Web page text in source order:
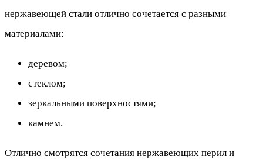
нержавеющей стали отлично сочетается с разными
материалами:
деревом;
стеклом;
зеркальными поверхностями;
камнем.
Отлично смотрятся сочетания нержавеющих перил и